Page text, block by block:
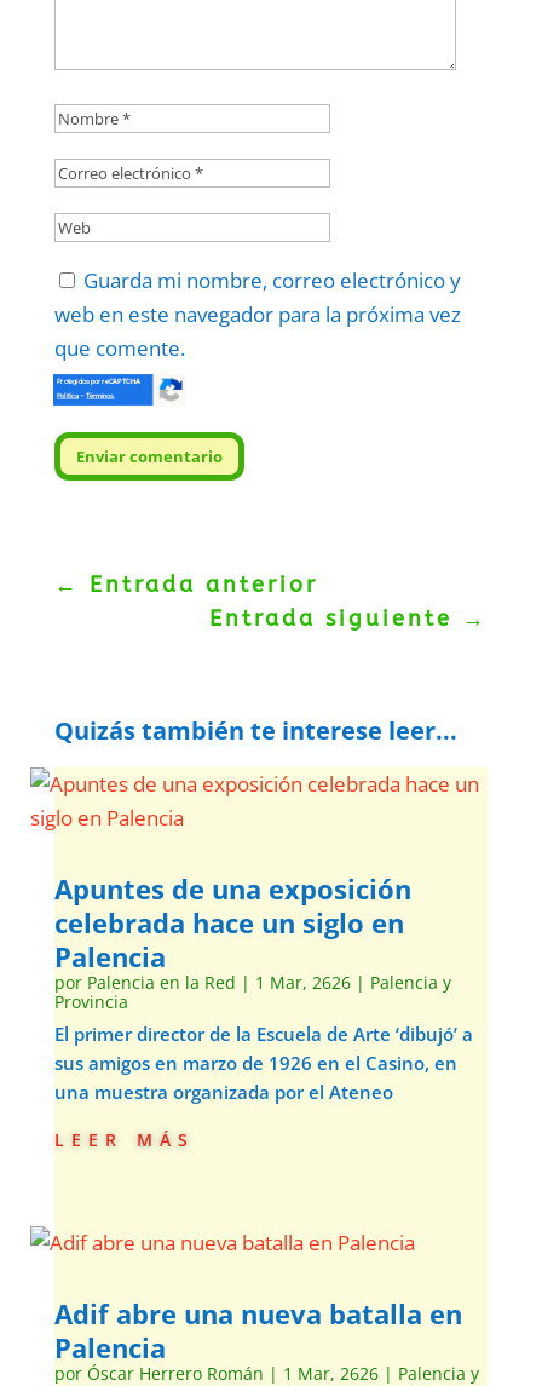
Guarda mi nombre, correo electrónico y
web en este navegador para la próxima vez
que comente.
Enviar comentario
Protegidos porreCAPTCHA
Politica–Términos
← Entrada anterior
Entrada siguiente
→
Quizás también te interese leer...
Apuntes de una exposición
celebrada hace un siglo en
Palencia
por Palencia en la Red | 1 Mar, 2626| Palencia y
Provincia
El primer director de la Escuela de Arte ‘dibujó’ a
sus amigos en marzo de 1926 en el Casino, en
una muestra organizada por el Ateneo
leer más
Adif abre una nueva batalla en
Palencia
por Óscar Herrero Román | 1 Mar, 2626| Palencia y